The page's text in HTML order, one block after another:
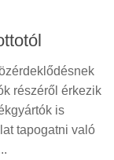
részéről érkezik
is
tapogatni való